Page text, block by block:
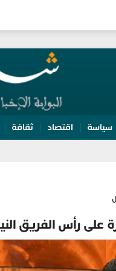
سياسة اقتصاد ثقافة
على رأس الفريق